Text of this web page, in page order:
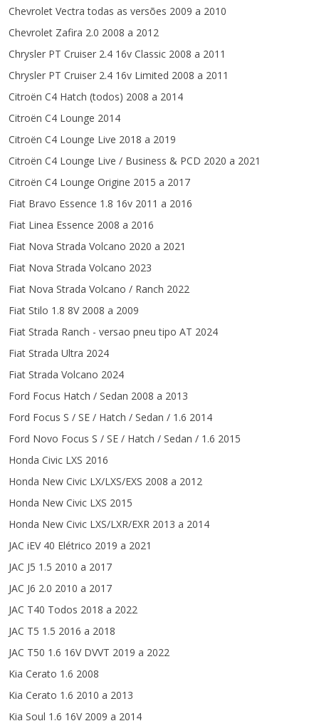
Chevrolet Vectra todas as versões 2009 a 2010
Chevrolet Zafira 2.0 2008 a 2012
Chrysler PT Cruiser 2.4 16v Classic 2008 a 2011
Chrysler PT Cruiser 2.4 16v Limited 2008 a 2011
Citroën C4 Hatch (todos) 2008 a 2014
Citroën C4 Lounge 2014
Citroën C4 Lounge Live 2018 a 2019
Citroën C4 Lounge Live / Business & PCD 2020 a 2021
Citroën C4 Lounge Origine 2015 a 2017
Fiat Bravo Essence 1.8 16v 2011 a 2016
Fiat Linea Essence 2008 a 2016
Fiat Nova Strada Volcano 2020 a 2021
Fiat Nova Strada Volcano 2023
Fiat Nova Strada Volcano / Ranch 2022
Fiat Stilo 1.8 8V 2008 a 2009
Fiat Strada Ranch - versao pneu tipo AT 2024
Fiat Strada Ultra 2024
Fiat Strada Volcano 2024
Ford Focus Hatch / Sedan 2008 a 2013
Ford Focus S / SE / Hatch / Sedan / 1.6 2014
Ford Novo Focus S / SE / Hatch / Sedan / 1.6 2015
Honda Civic LXS 2016
Honda New Civic LX/LXS/EXS 2008 a 2012
Honda New Civic LXS 2015
Honda New Civic LXS/LXR/EXR 2013 a 2014
JAC iEV 40 Elétrico 2019 a 2021
JAC J5 1.5 2010 a 2017
JAC J6 2.0 2010 a 2017
JAC T40 Todos 2018 a 2022
JAC T5 1.5 2016 a 2018
JAC T50 1.6 16V DVVT 2019 a 2022
Kia Cerato 1.6 2008
Kia Cerato 1.6 2010 a 2013
Kia Soul 1.6 16V 2009 a 2014